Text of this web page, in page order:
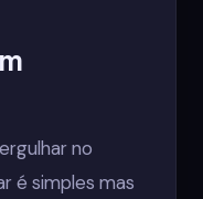
no
é simples mas